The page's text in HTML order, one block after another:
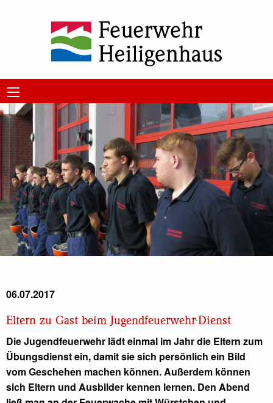
06.07.2017
Eltern zu Gast beim Jugendfeuerwehr-Dienst
Die Jugendfeuerwehr lädt einmal im Jahr die Eltern zum
Übungsdienst ein, damit sie sich persönlich ein Bild
vom Geschehen machen können. Außerdem können
sich Eltern und Ausbilder kennen lernen. Den Abend